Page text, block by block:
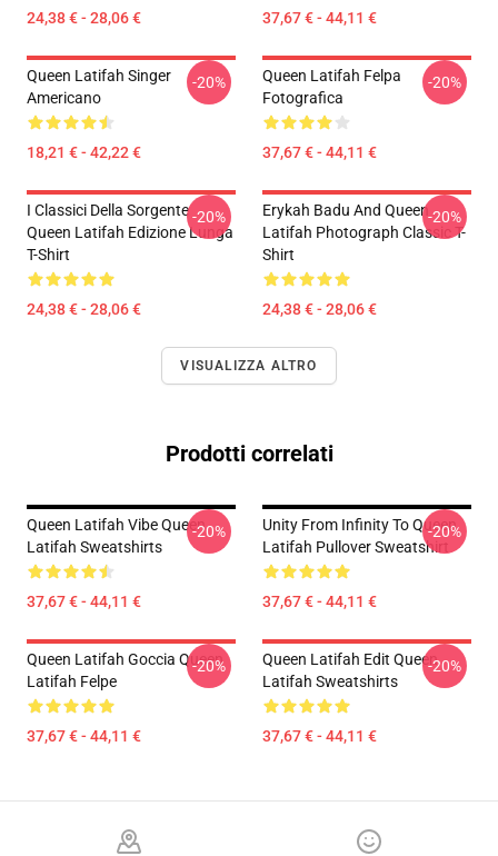
24,38 € - 28,06 € 37,67 € - 44,11 €
Queen Latifah Singer
Americano
18,21 € - 42,22 €
-20%
Queen Latifah Felpa
Fotografica
37,67 € - 44,11 €
-20%
I Classici Della Sorgente
Queen Latifah Edizione Lunga
T-Shirt
24,38 € - 28,06 €
-20%
Erykah Badu And Queen
Latifah Photograph Classic T-
Shirt
24,38 € - 28,06 €
-20%
VISUALIZZA ALTRO
Prodotti correlati
Queen Latifah Vibe Queen
Latifah Sweatshirts
37,67 € - 44,11 €
-20%
Unity From Infinity To Queen
Latifah Pullover Sweatshirt
37,67 € - 44,11 €
-20%
Queen Latifah Goccia Queen
Latifah Felpe
37,67 € - 44,11 €
-20%
Queen Latifah Edit Queen
Latifah Sweatshirts
37,67 € - 44,11 €
-20%